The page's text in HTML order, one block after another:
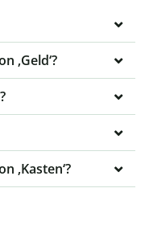
‚Geld‘?
‚Kasten‘?